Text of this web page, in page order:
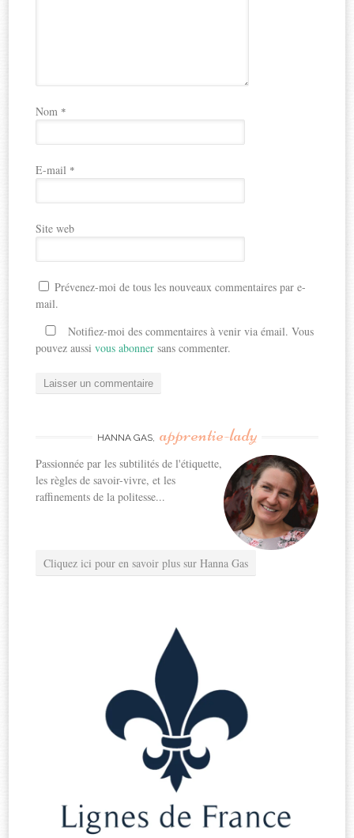
Nom *
E-mail *
Site web
Prévenez-moi de tous les nouveaux commentaires par e-
mail.
Notifiez-moi des commentaires à venir via émail. Vous
pouvez aussivous abonner sans commenter.
HANNA GAS, apprentie-lady
Passionnée par les subtilités de l'étiquette,
les règles de savoir-vivre, et les
raffinements de la politesse...
Cliquez ici pour en savoir plus sur Hanna Gas